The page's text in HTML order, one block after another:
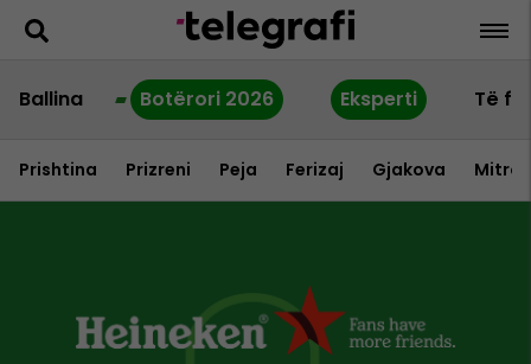
Ballina Botërori 2026 Eksperti Të
Prishtina Prizreni Peja Ferizaj Gjakova